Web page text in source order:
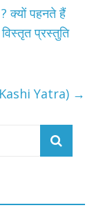
क्यों पहनते हैं
प्रस्तुति
Yatra) →